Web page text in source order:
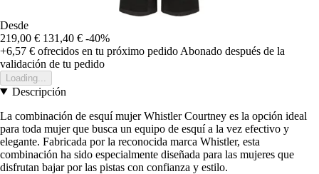
Desde
219,00 € 131,40 € -40%
+6,57 € ofrecidos en tu próximo pedido Abonado después de la
validación de tu pedido
Loading...
Descripción
La combinación de esquí mujer Whistler Courtney es la opción ideal
para toda mujer que busca un equipo de esquí a la vez efectivo y
elegante. Fabricada por la reconocida marca Whistler, esta
combinación ha sido especialmente diseñada para las mujeres que
disfrutan bajar por las pistas con confianza y estilo.